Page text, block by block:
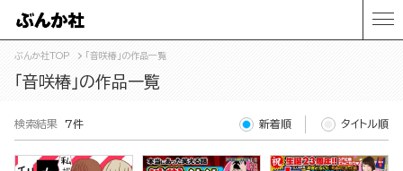
ぶんか社TOP 「音咲椿」の作品一覧
「音咲椿」の作品一覧
検索結果 7件 新着順 タイトル順